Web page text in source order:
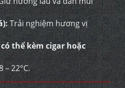
Trải nghiệm hương vị
thể kèm cigar hoặc
– 22°C.